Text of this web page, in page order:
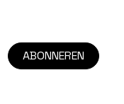
ABONNEREN